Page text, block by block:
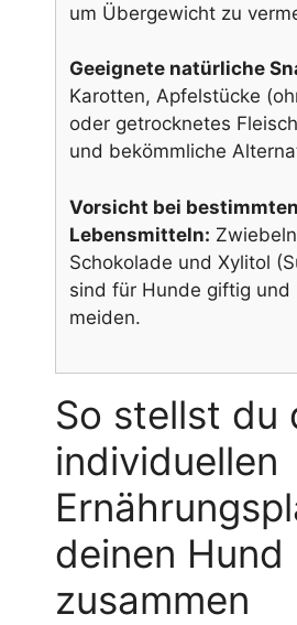
um Übergewicht zu
Geeignete natürliche
Karotten, Apfelstücke
oder getrocknetes
und bekömmliche
Vorsicht bei bestimmten
Lebensmitteln:
Schokolade und Xylitol
sind für Hunde giftig und
meiden.
So stellst du
individuellen
deinen Hund
zusammen